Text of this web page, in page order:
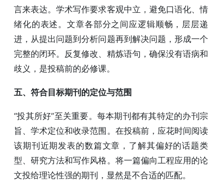
言来表达。学术写作要求客观中立，避免口语化、情
绪化的表述。文章各部分之间应逻辑顺畅，层层递
进，从提出问题到分析问题再到解决问题，形成一个
完整的闭环。反复修改、精炼语句，确保没有语病和
歧义，是投稿前的必修课。
五、符合目标期刊的定位与范围
“投其所好”至关重要。每本期刊都有其特定的办刊宗
旨、学术定位和收录范围。在投稿前，应花时间阅读
该期刊近期发表的数篇文章，了解其偏好的话题类
型、研究方法和写作风格。将一篇偏向工程应用的论
文投给理论性强的期刊，显然是不合适的匹配。